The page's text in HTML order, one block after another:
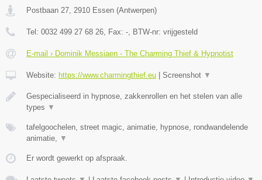
Postbaan 27 2910 Essen (Antwerpen)
Tel: 0032 499 27 68 26 , Fax: - , BTW-nr: vrijgesteld
E-mail › Dominik Messiaen - The Charming Thief & Hypnotist
Website: https://www.charmingthief.eu | Screenshot ▼
Gespecialiseerd in hypnose, zakkenrollen en het stelen van alle
types ▼
tafelgoochelen, street magic, animatie, hypnose, rondwandelende
animatie,
▼
Er wordt gewerkt op afspraak.